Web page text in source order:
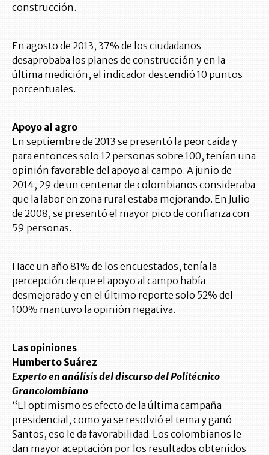
construcción.
En agosto de 2013, 37% de los ciudadanos
desaprobaba los planes de construcción y en la
última medición, el indicador descendió 10 puntos
porcentuales.
Apoyo al agro
En septiembre de 2013 se presentó la peor caída y
para entonces solo 12 personas sobre 100, tenían una
opinión favorable del apoyo al campo. A junio de
2014, 29 de un centenar de colombianos consideraba
que la labor en zona rural estaba mejorando. En Julio
de 2008, se presentó el mayor pico de confianza con
59 personas.
Hace un año 81% de los encuestados, tenía la
percepción de que el apoyo al campo había
desmejorado y en el último reporte solo 52% del
100% mantuvo la opinión negativa.
Las opiniones
Humberto Suárez
Experto en análisis del discurso del Politécnico
Grancolombiano
“El optimismo es efecto de la última campaña
presidencial, como ya se resolvió el tema y ganó
Santos, eso le da favorabilidad. Los colombianos le
dan mayor aceptación por los resultados obtenidos